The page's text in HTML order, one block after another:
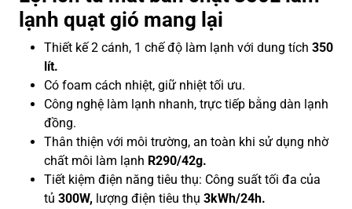
lạnh quạt gió mang lại
Thiết kế 2 cánh, 1 chế độ làm lạnh với dung tích 350
lít.
Có foam cách nhiệt, giữ nhiệt tối ưu.
Công nghệ làm lạnh nhanh, trực tiếp bằng dàn lạnh
đồng.
Thân thiện với môi trường, an toàn khi sử dụng nhờ
chất môi làm lạnh R290/42g.
Tiết kiệm điện năng tiêu thụ: Công suất tối đa của
tủ 300W, lượng điện tiêu thụ 3kWh/24h.